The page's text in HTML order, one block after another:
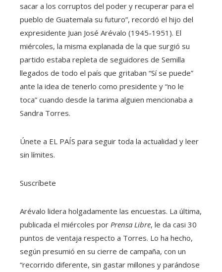
sacar a los corruptos del poder y recuperar para el
pueblo de Guatemala su futuro”, recordó el hijo del
expresidente Juan José Arévalo (1945-1951). El
miércoles, la misma explanada de la que surgió su
partido estaba repleta de seguidores de Semilla
llegados de todo el país que gritaban “Sí se puede”
ante la idea de tenerlo como presidente y “no le
toca” cuando desde la tarima alguien mencionaba a
Sandra Torres.
Únete a EL PAÍS para seguir toda la actualidad y leer
sin límites.
Suscríbete
Arévalo lidera holgadamente las encuestas. La última,
publicada el miércoles por Prensa Libre, le da casi 30
puntos de ventaja respecto a Torres. Lo ha hecho,
según presumió en su cierre de campaña, con un
“recorrido diferente, sin gastar millones y parándose